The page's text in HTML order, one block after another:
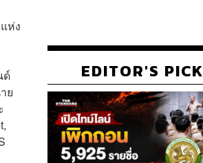
ห่ง
ด์
ย
EDITOR'S PICK